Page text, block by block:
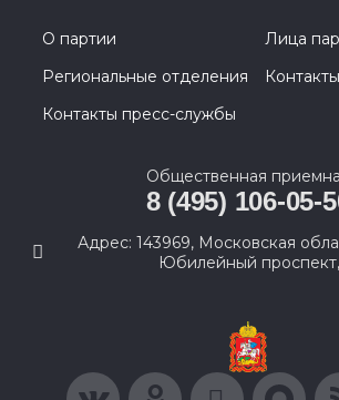
О партии
Лица
Региональные отделения
Контакты пресс-службы
Общественная
8 (495) 106-05-
Адрес: 143969, Московская
Юбилейный